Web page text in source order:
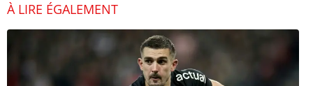
À LIRE ÉGALEMENT